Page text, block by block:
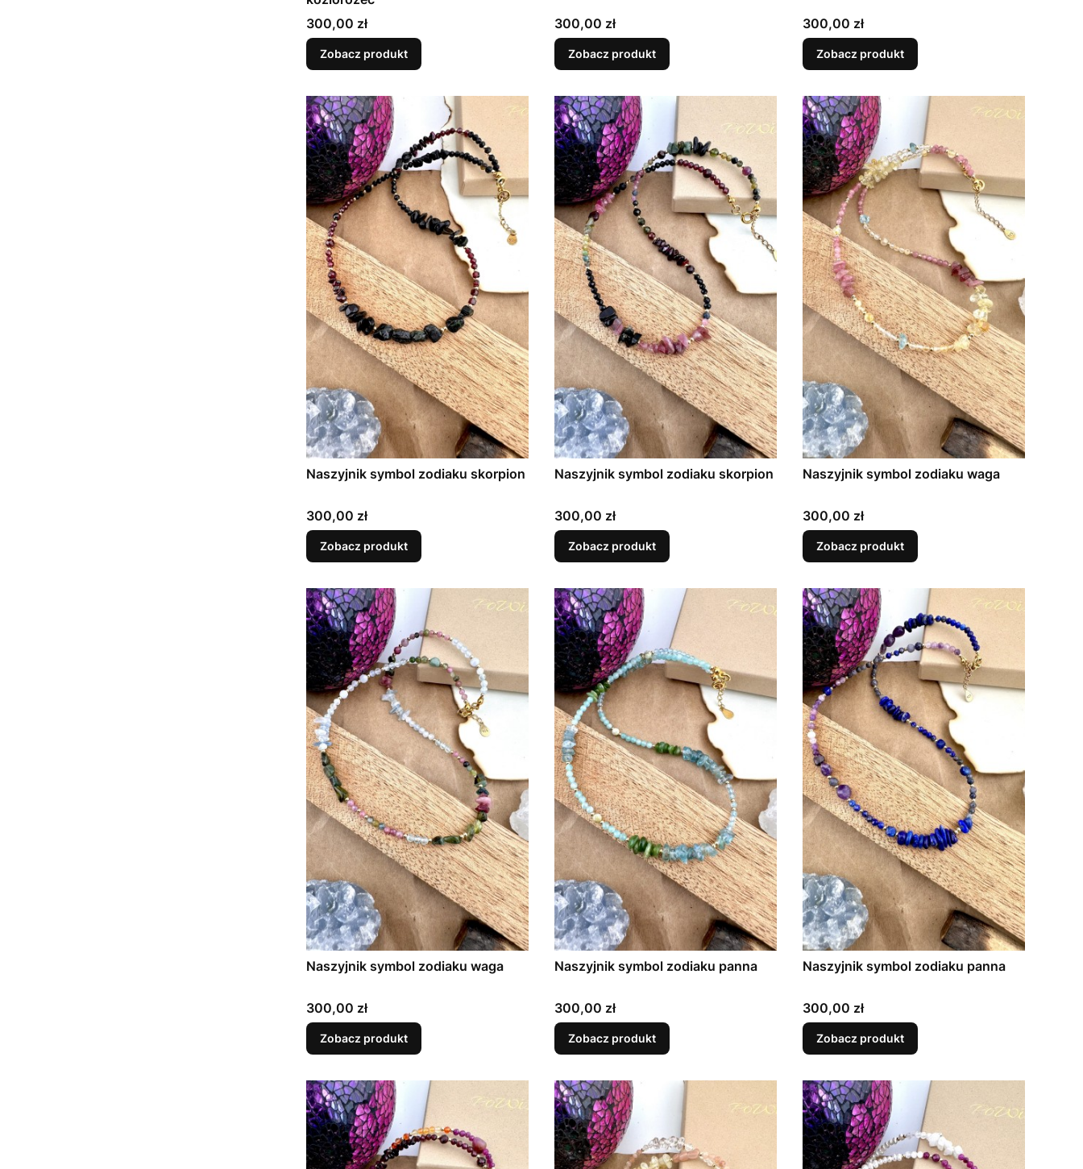
Cena
300,00 zł
Zobacz produkt
Cena
300,00 zł
Zobacz produkt
Cena
300,00 zł
Zobacz produkt
Naszyjnik symbol zodiaku skorpion
Cena
300,00 zł
Zobacz produkt
Naszyjnik symbol zodiaku skorpion
Cena
300,00 zł
Zobacz produkt
Naszyjnik symbol zodiaku waga
Cena
300,00 zł
Zobacz produkt
Naszyjnik symbol zodiaku waga
Cena
300,00 zł
Zobacz produkt
Naszyjnik symbol zodiaku panna
Cena
300,00 zł
Zobacz produkt
Naszyjnik symbol zodiaku panna
Cena
300,00 zł
Zobacz produkt